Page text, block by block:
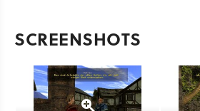
SCREENSHOTS